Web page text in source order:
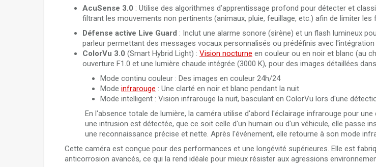
PFM920I-6UN-C
performance Dahua PFM923I-
AcuSense 3.0 : Utilise des algorithmes d’apprentissage profond pour détecter et
filtrant les mouvements non pertinents (animaux, pluie, feuillage, etc.) afin de limiter les
Défense active Live Guard : Inclut une alarme sonore (sirène) et un flash lumineux
parleur permettant des messages vocaux personnalisés ou prédéfinis avec l'intégration
ColorVu 3.0 (Smart Hybrid Light) : Vision nocturne en couleur ou en noir et blanc (au
ouverture F1.0 et une lumière chaude intégrée (3000 K), pour des images détaillées
Mode continu couleur : Des images en couleur 24h/24
Mode infrarouge : Une clarté en noir et blanc pendant la nuit
Mode intelligent : Vision infrarouge la nuit, basculant en ColorVu lors d'une
En l'absence totale de lumière, la caméra utilise d'abord l'éclairage infrarouge pour
une intrusion est détectée, que ce soit celle d'un humain ou d'un véhicule, elle passe
une reconnaissance précise et nette. Après l'événement, elle retourne à son mode
Cette caméra est conçue pour des performances et une longévité supérieures. Elle est
anticorrosion avancés, ce qui la rend idéale pour mieux résister aux agressions